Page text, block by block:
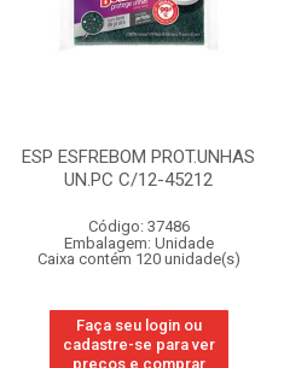
ESP ESFREBOM PROT.UNHAS
UN.PC C/12-45212
Código: 37486
Embalagem: Unidade
Caixa contém 120 unidade(s)
Faça seu login ou
cadastre-se para ver
preços e comprar